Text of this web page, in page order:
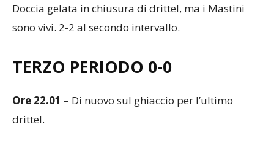
Doccia gelata in chiusura di drittel, ma i Mastini
sono vivi. 2-2 al secondo intervallo.
TERZO PERIODO 0-0
Ore 22.01 – Di nuovo sul ghiaccio per l’ultimo
drittel.